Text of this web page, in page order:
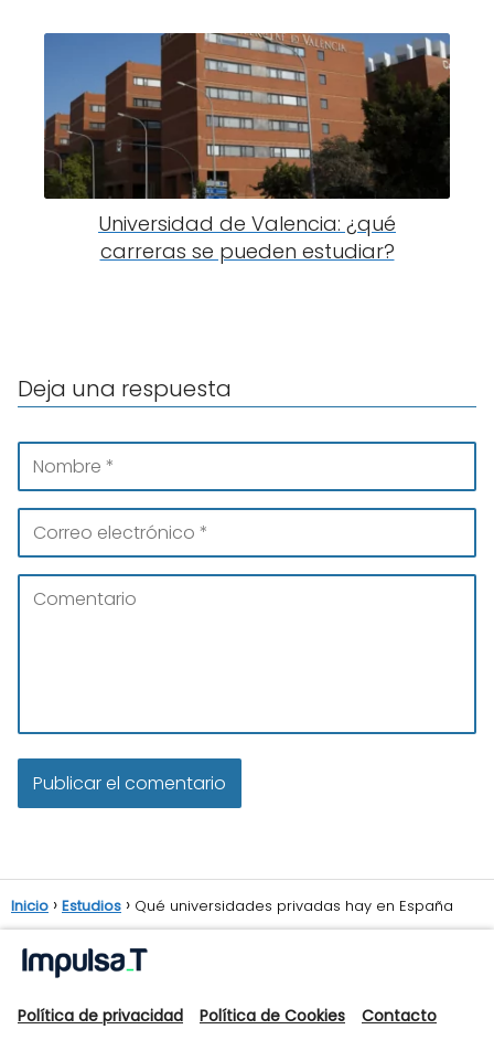
Universidad de Valencia: ¿qué
carreras se pueden estudiar?
Deja una respuesta
Inicio Estudios Qué universidades privadas hay en España
Política de privacidad Política de Cookies Contacto